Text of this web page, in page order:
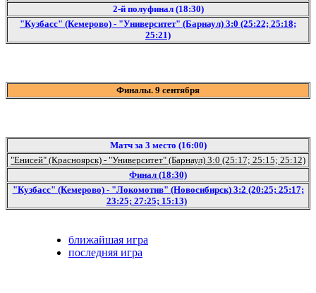
2-й полуфинал (18:30)
"Кузбасс" (Кемерово) - "Университет" (Барнаул) 3:0 (25:22; 25:18;
25:21)
Финалы. 9 сентября
Матч за 3 место (16:00)
"Енисей" (Красноярск) - "Университет" (Барнаул) 3:0 (25:17; 25:15; 25:12)
Финал (18:30)
"Кузбасс" (Кемерово) - "Локомотив" (Новосибирск) 3:2 (20:25; 25:17;
23:25; 27:25; 15:13)
ближайшая игра
последняя игра